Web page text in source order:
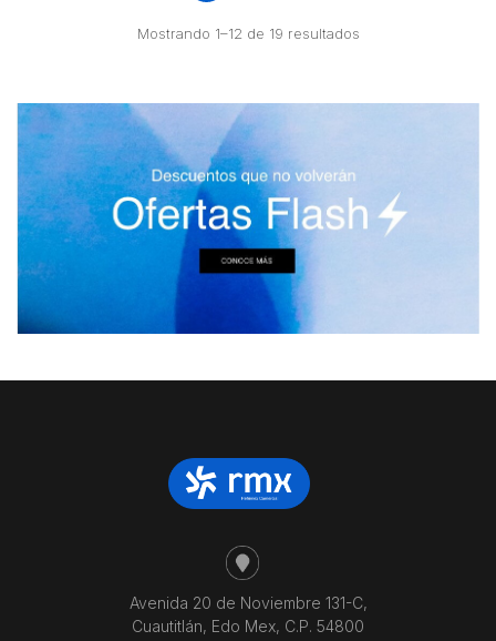
Mostrando 1–12 de 19 resultadosOrdenado
Avenida 20 de Noviembre 131-C,
Cuautitlán, Edo Mex, C.P. 54800